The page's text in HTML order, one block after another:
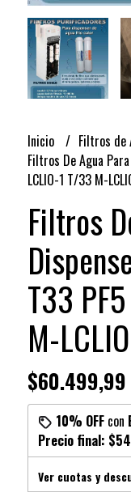
Inicio
Filtros de
Filtros De Agua
LCLIO-1 T/33 M-
Filtros
T33
M-
$60.499,99
10% OFFcon
Precio final:
Ver cuotas y